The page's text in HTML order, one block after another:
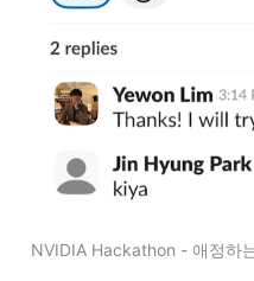
NVIDIA Hackathon - 애정하